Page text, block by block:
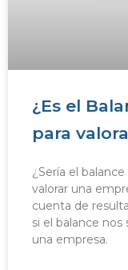
¿Es el
para
¿Sería el
valorar una
cuenta de
si el balance
una empresa.